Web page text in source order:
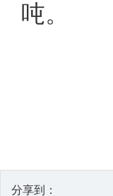
吨。
分享到：